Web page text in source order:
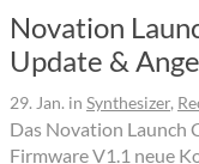
Novation
Update &
29. Jan. in Synthesizer,
Das Novation Launch
Firmware V1.1 neue